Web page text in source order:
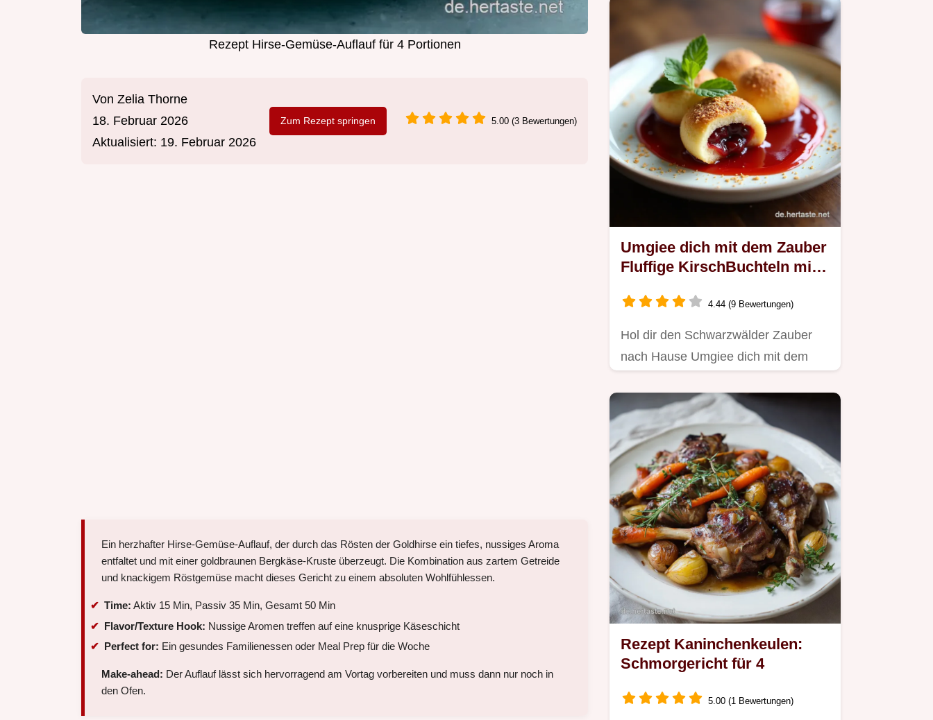
Rezept Hirse-Gemüse-Auflauf für 4 Portionen
Von Zelia Thorne
18. Februar 2026
Aktualisiert: 19. Februar 2026
Zum Rezept springen 5.00 (3 Bewertungen)
Ein herzhafter Hirse-Gemüse-Auflauf, der durch das Rösten der Goldhirse ein tiefes, nussiges Aroma
entfaltet und mit einer goldbraunen Bergkäse-Kruste überzeugt. Die Kombination aus zartem Getreide
und knackigem Röstgemüse macht dieses Gericht zu einem absoluten Wohlfühlessen.
Time: Aktiv 15 Min, Passiv 35 Min, Gesamt 50 Min
Flavor/Texture Hook: Nussige Aromen treffen auf eine knusprige Käseschicht
Perfect for: Ein gesundes Familienessen oder Meal Prep für die Woche
Make-ahead: Der Auflauf lässt sich hervorragend am Vortag vorbereiten und muss dann nur noch in
den Ofen.
Umgiee dich mit dem Zauber
Fluffige KirschBuchteln mit
4.44 (9 Bewertungen)
Hol dir den Schwarzwälder Zauber
nach Hause Umgiee dich mit dem
Köstlichkeiten…
Rezept Kaninchenkeulen:
Schmorgericht für 4
5.00 (1 Bewertungen)